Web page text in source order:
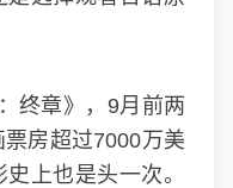
终章》，9月前两
房超过7000万美
上也是头一次。